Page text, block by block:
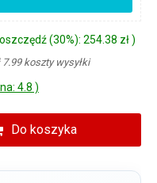
(30%): 254.38 zł )
7.99 koszty wysyłki
4.8 )
Do koszyka